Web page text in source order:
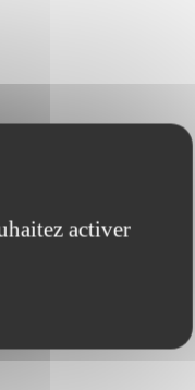
activer